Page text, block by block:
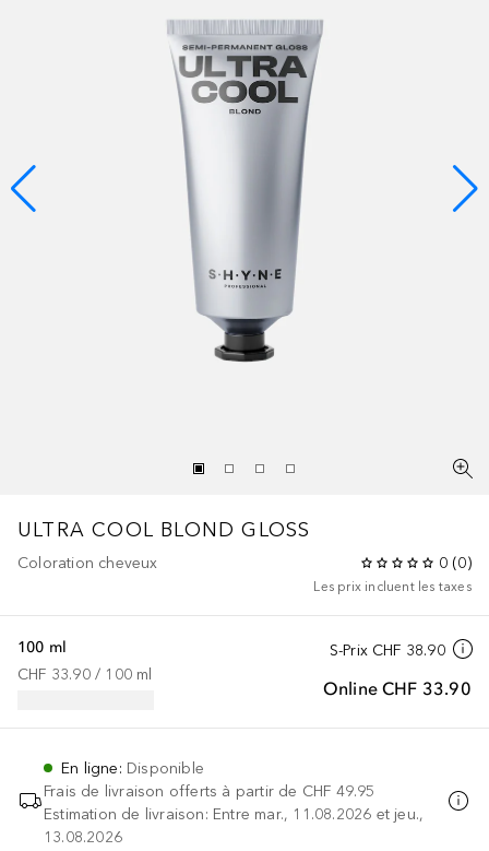
ULTRA COOL BLOND GLOSS
Coloration cheveux 0 (0)
Les prix incluent les taxes
S-Prix CHF 38.90
Online CHF 33.90
100 ml
CHF 33.90 / 100 ml
En ligne: Disponible
Frais de livraison offerts à partir de CHF 49.95
Estimation de livraison: Entre mar., 11.08.2026 et jeu.,
13.08.2026